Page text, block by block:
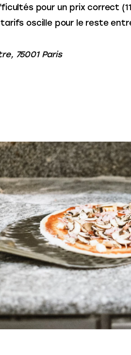
pour un prix correct
oscille pour le reste
75001 Paris